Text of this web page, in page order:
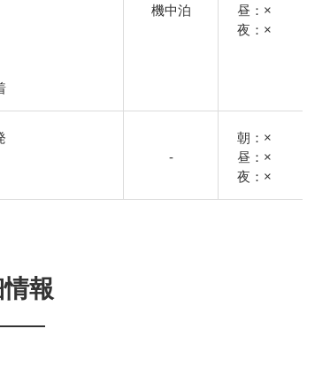
機中泊
昼：×
夜：×
-
朝：×
昼：×
夜：×
報